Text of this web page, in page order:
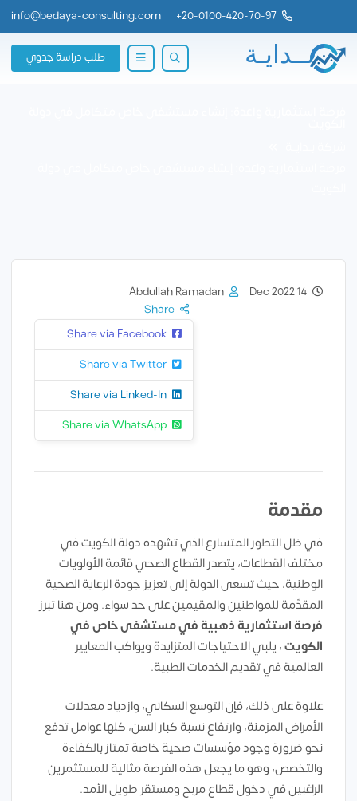
20-0100-420-70-97
+
info@bedaya-consulting.com
طلب دراسة جدوي
14 Dec 2022
Abdullah Ramadan
Share
Share via Facebook
Share via Twitter
Share via Linked-In
Share via WhatsApp
مقدمة
في ظل التطور المتسارع الذي تشهده دولة الكويت في
مختلف القطاعات، يتصدر القطاع الصحي قائمة الأولويات
الوطنية، حيث تسعى الدولة إلى تعزيز جودة الرعاية الصحية
المقدّمة للمواطنين والمقيمين على حد سواء. ومن هنا تبرز
فرصة استثمارية ذهبية في مستشفى خاص في
الكويت، يلبي الاحتياجات المتزايدة ويواكب المعايير
العالمية في تقديم الخدمات الطبية.
علاوة على ذلك، فإن التوسع السكاني، وازدياد معدلات
الأمراض المزمنة، وارتفاع نسبة كبار السن، كلها عوامل تدفع
نحو ضرورة وجود مؤسسات صحية خاصة تمتاز بالكفاءة
والتخصص، وهو ما يجعل هذه الفرصة مثالية للمستثمرين
الراغبين في دخول قطاع مربح ومستقر طويل الأمد.